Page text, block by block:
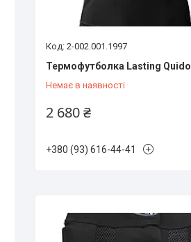
2-002.001.1997
Термофутболка Lasting Quido
Немає в наявності
2 680 ₴
+380 (93) 616-44-41